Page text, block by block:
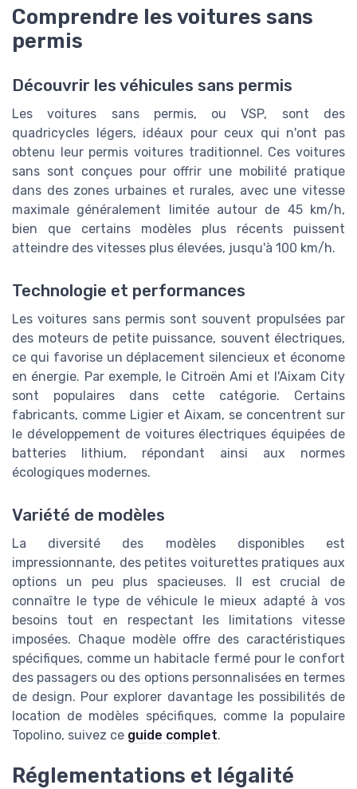
Comprendre les voitures sans
permis
Découvrir les véhicules sans permis
Les voitures sans permis, ou VSP, sont des
quadricycles légers, idéaux pour ceux qui n'ont pas
obtenu leur permis voitures traditionnel. Ces voitures
sans sont conçues pour offrir une mobilité pratique
dans des zones urbaines et rurales, avec une vitesse
maximale généralement limitée autour de 45 km/h,
bien que certains modèles plus récents puissent
atteindre des vitesses plus élevées, jusqu'à 100 km/h.
Technologie et performances
Les voitures sans permis sont souvent propulsées par
des moteurs de petite puissance, souvent électriques,
ce qui favorise un déplacement silencieux et économe
en énergie. Par exemple, le Citroën Ami et l'Aixam City
sont populaires dans cette catégorie. Certains
fabricants, comme Ligier et Aixam, se concentrent sur
le développement de voitures électriques équipées de
batteries lithium, répondant ainsi aux normes
écologiques modernes.
Variété de modèles
La diversité des modèles disponibles est
impressionnante, des petites voiturettes pratiques aux
options un peu plus spacieuses. Il est crucial de
connaître le type de véhicule le mieux adapté à vos
besoins tout en respectant les limitations vitesse
imposées. Chaque modèle offre des caractéristiques
spécifiques, comme un habitacle fermé pour le confort
des passagers ou des options personnalisées en termes
de design. Pour explorer davantage les possibilités de
location de modèles spécifiques, comme la populaire
Topolino, suivez ce guide complet.
Réglementations et légalité